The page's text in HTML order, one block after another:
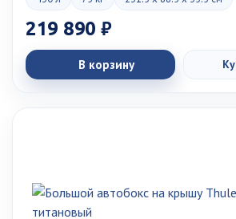
219 890 ₽
В корзину